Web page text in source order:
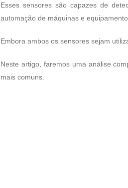
Esses sensores são capazes de
automação de máquinas e
Embora ambos os sensores sejam
Neste artigo, faremos uma análise
mais comuns.